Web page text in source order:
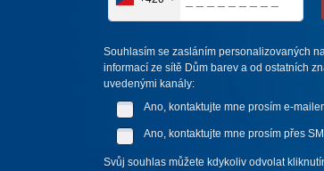
Souhlasím se zasláním personalizovaných
informací ze sítě Dům barev a od ostatních
uvedenými kanály:
Ano, kontaktujte mne prosím e-
Ano, kontaktujte mne prosím přes
Svůj souhlas můžete kdykoliv odvolat